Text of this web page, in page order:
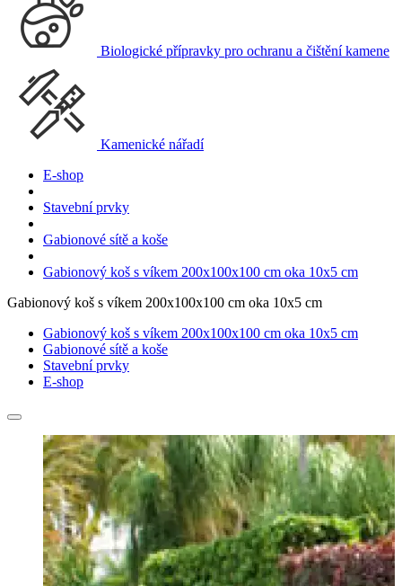
Biologické přípravky pro ochranu a čištění kamene
Kamenické nářadí
E-shop
Stavební prvky
Gabionové sítě a koše
Gabionový koš s víkem 200x100x100 cm oka 10x5 cm
Gabionový koš s víkem 200x100x100 cm oka 10x5 cm
Gabionový koš s víkem 200x100x100 cm oka 10x5 cm
Gabionové sítě a koše
Stavební prvky
E-shop